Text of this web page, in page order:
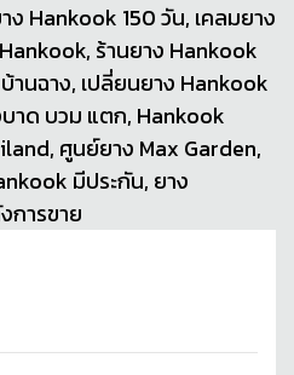
ง Hankook 150 วัน, เคลมยาง
ร้านยาง Hankook
นฉาง, เปลี่ยนยาง Hankook
าด บวม แตก, Hankook
ศูนย์ยาง Max Garden,
มีประกัน, ยาง
การขาย